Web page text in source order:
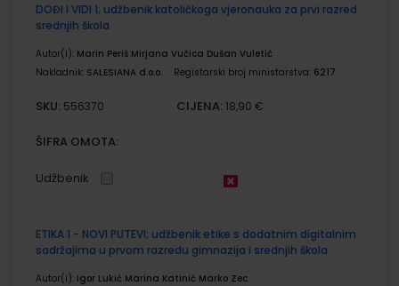
DOĐI I VIDI 1; udžbenik katoličkoga vjeronauka za prvi razred
srednjih škola
Autor(i): Marin Periš Mirjana Vučica Dušan Vuletić
Nakladnik: SALESIANA d.o.o. Registarski broj ministarstva: 6217
SKU: 556370 CIJENA: 18,90 €
ŠIFRA OMOTA:
Udžbenik
ETIKA 1 - NOVI PUTEVI; udžbenik etike s dodatnim digitalnim
sadržajima u prvom razredu gimnazija i srednjih škola
Autor(i): Igor Lukić Marina Katinić Marko Zec